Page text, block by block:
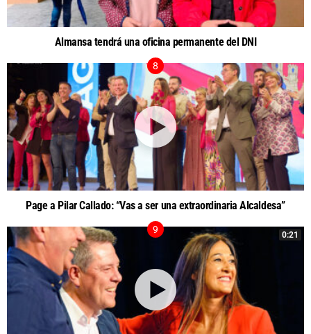
Almansa tendrá una oficina permanente del DNI
Page a Pilar Callado: “Vas a ser una extraordinaria Alcaldesa”
0:21